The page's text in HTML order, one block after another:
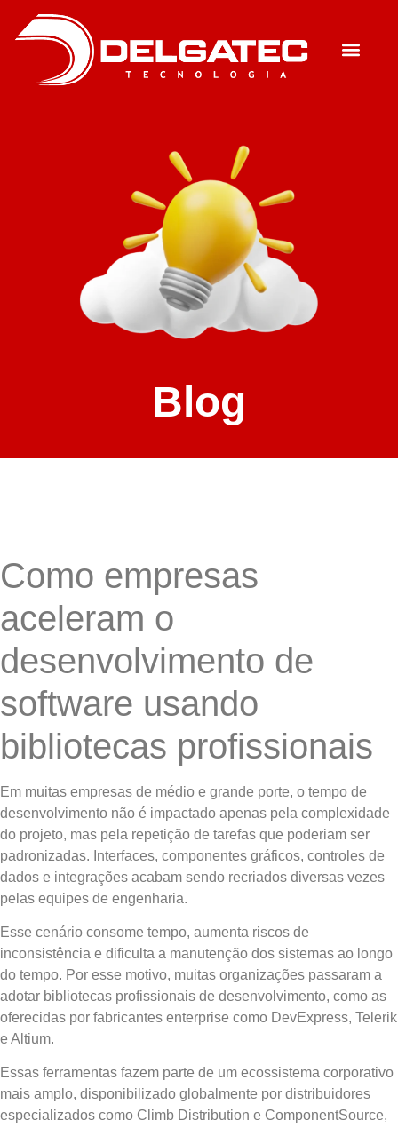
Blog
Como empresas
aceleram o
desenvolvimento de
software usando
bibliotecas profissionais
Em muitas empresas de médio e grande porte, o tempo de
desenvolvimento não é impactado apenas pela complexidade
do projeto, mas pela repetição de tarefas que poderiam ser
padronizadas. Interfaces, componentes gráficos, controles de
dados e integrações acabam sendo recriados diversas vezes
pelas equipes de engenharia.
Esse cenário consome tempo, aumenta riscos de
inconsistência e dificulta a manutenção dos sistemas ao longo
do tempo. Por esse motivo, muitas organizações passaram a
adotar bibliotecas profissionais de desenvolvimento, como as
oferecidas por fabricantes enterprise como DevExpress, Telerik
e Altium.
Essas ferramentas fazem parte de um ecossistema corporativo
mais amplo, disponibilizado globalmente por distribuidores
especializados como Climb Distribution e ComponentSource,